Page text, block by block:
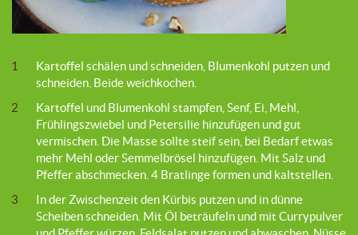
1
Kartoffel schälen und schneiden, Blumenkohl putzen und
schneiden. Beide weichkochen.
2
Kartoffel und Blumenkohl stampfen, Senf, Ei, Mehl,
Frühlingszwiebel und Petersilie hinzufügen und gut
vermischen. Die Masse sollte steif sein, bei Bedarf etwas
mehr Mehl oder Semmelbrösel hinzufügen. Mit Salz und
Pfeffer abschmecken. 4 Bratlinge formen und kaltstellen.
3
In der Zwischenzeit den Kürbis putzen und in dünne
Scheiben schneiden. Mit Öl beträufeln und mit Currypulver